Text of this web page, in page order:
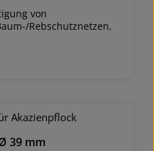
von
Rebschutznetzen,
25,5 cm lang, 5
-säulen oder
Fiberglasstab
Jahre Farbe: weiß
39 mm